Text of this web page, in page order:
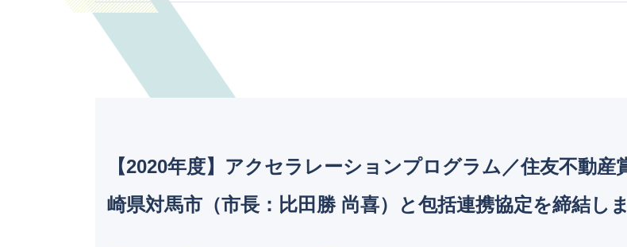
【2020年度】アクセラレーションプログラム／住友不動
崎県対馬市（市長：比田勝 尚喜）と包括連携協定を締結しま